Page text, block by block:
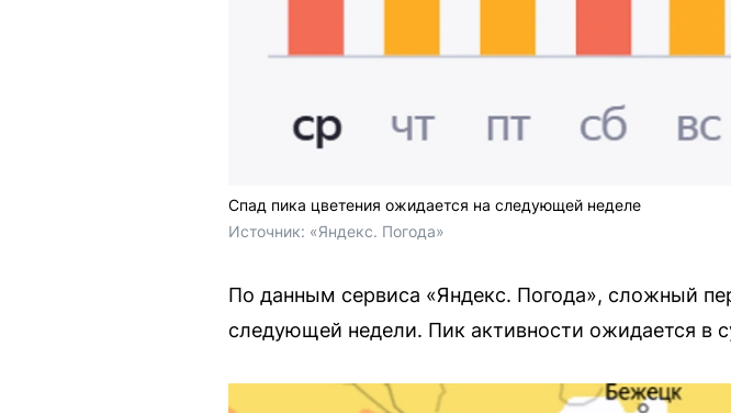
Спад пика цветения ожидается на следующей неделе
Источник: «Яндекс. Погода»
По данным сервиса «Яндекс. Погода», сложный
следующей недели. Пик активности ожидается в